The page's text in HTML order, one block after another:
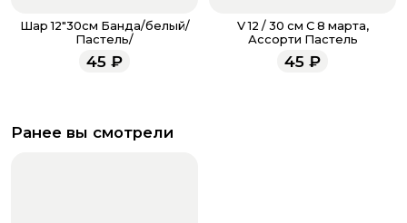
Шар 12"30см Банда/белый/
Пастель/
45 ₽
V 12 / 30 см С 8 марта,
Ассорти Пастель
45 ₽
Ранее вы смотрели